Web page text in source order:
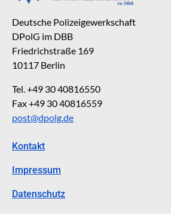
Deutsche Polizeigewerkschaft
DPolG im DBB
Friedrichstraße 169
10117 Berlin
Tel. +49 30 40816550
Fax +49 30 40816559
post@dpolg.de
Kontakt
Impressum
Datenschutz